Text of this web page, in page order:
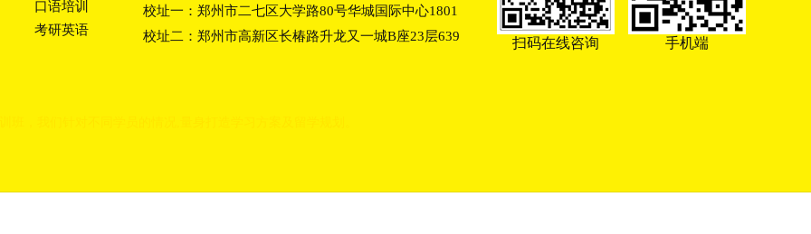
口语培训
考研英语
校址一：郑州市二七区大学路80号华城国际中心1801
校址二：郑州市高新区长椿路升龙又一城B座23层639
扫码在线咨询 手机端